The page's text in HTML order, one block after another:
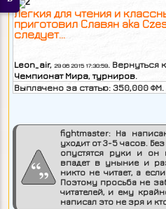
Легкия для чтения и
приготовил Славян aka
следует...
Leon_air, 29 06 2015 17:30:59. Вернуться
Чемпионат Мира,турниров.
Выплачено за статью:350,000ФМ.
fightmaster:На
уходит от 3-5 часов.
опустятся руки и он
впадет в уныние и
никто не читает, а
Поэтому просьба не
читателей, и ему
написал это не зря и